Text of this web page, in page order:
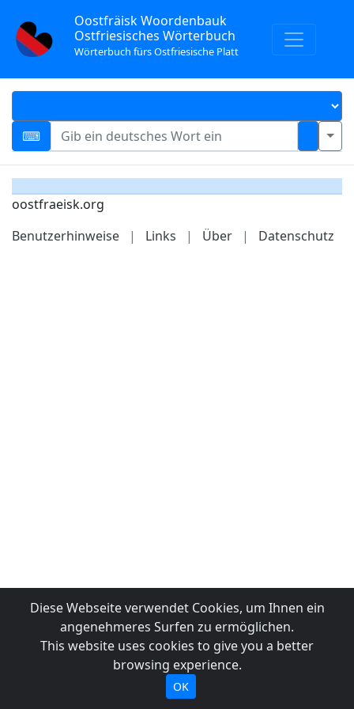
Oostfräisk Woordenbauk
Ostfriesisches Wörterbuch
Wörterbuch fürs Ostfriesische Platt
oostfraeisk.org
Benutzerhinweise
| Links | Über | Datenschutz
Diese Webseite verwendet Cookies, um Ihnen ein
angenehmeres Surfen zu ermöglichen.
This website uses cookies to give you a better
browsing experience.
OK